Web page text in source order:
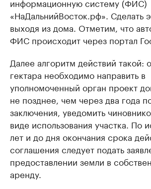
«НаДальнийВосток.рф». Сделать
выходя из дома. Отметим, что
ФИС происходит через портал
Далее алгоритм действий такой:
гектара необходимо направить в
уполномоченный орган проект
не позднее, чем через два года
заключения, уведомить
виде использования участка. По
лет и до дня окончания срока
соглашения следует подать
предоставлении земли в
аренду.